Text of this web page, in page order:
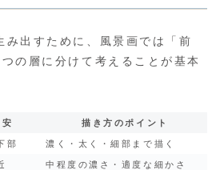
み出すために、風景画では「前
の層に分けて考えることが基本
描き方のポイント
部 濃く・太く・細部まで描く
中程度の濃さ・適度な細かさ